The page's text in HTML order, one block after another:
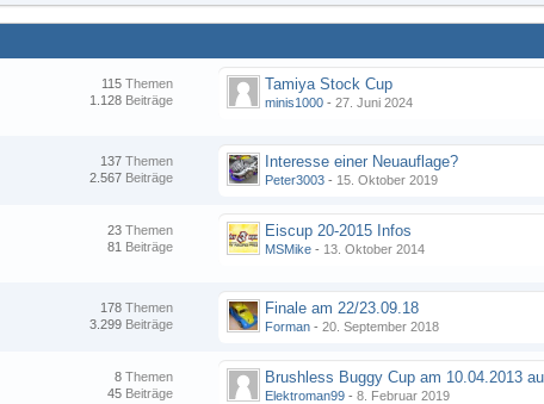
Themen
115
Beiträge
1.128
Tamiya Stock Cup
minis1000 - 27. Juni 2024
Themen
137
Beiträge
2.567
Interesse einer Neuauflage?
Peter3003 - 15. Oktober 2019
Themen
23
Beiträge
81
Eiscup 20-2015 Infos
MSMike - 13. Oktober 2014
Themen
178
Beiträge
3.299
Finale am 22/23.09.18
Forman - 20. September 2018
Themen
8
Beiträge
45 Elektroman99 - 8. Februar 2019